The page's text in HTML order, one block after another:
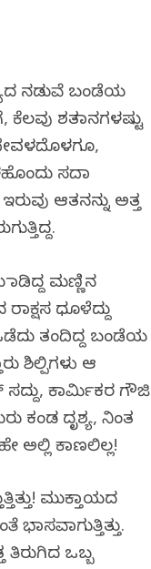
ನಡುವೆ ಬಂಡೆಯ
ಶತಮಾನಗಳಷ್ಟು
ಸದಾ
ಆತನನ್ನು ಅತ್ತ
ಮಣ್ಣಿನ
ಧೂಳೆದ್ದು
ತಂದಿದ್ದ ಬಂಡೆಯ
ಶಿಲ್ಪಿಗಳು ಆ
ಕಾರ್ಮಿಕರ ಗೌಜಿ
ಕಂಡ ದೃಶ್ಯ, ನಿಂತ
ಅಲ್ಲಿ ಕಾಣಲಿಲ್ಲ!
ಮುಕ್ತಾಯದ
ಒಬ್ಬ